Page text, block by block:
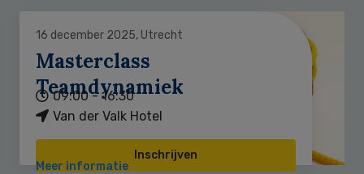
16 december 2025, Utrecht
Masterclass
Teamdynamiek
09:00 - 16:30
Van der Valk Hotel
Inschrijven
Meer informatie